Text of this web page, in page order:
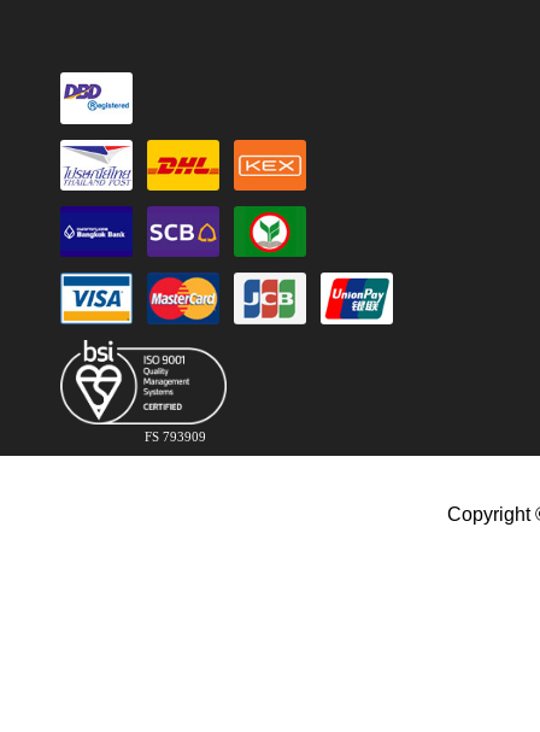
FS 793909
Copyright